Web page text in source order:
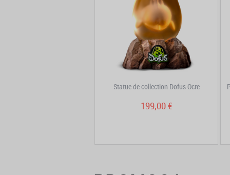
Statue de collection Dofus Ocre
199,00 €